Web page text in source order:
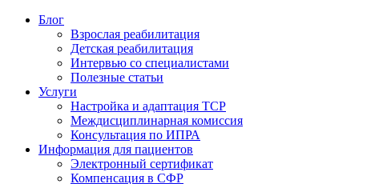
Блог
Взрослая реабилитация
Детская реабилитация
Интервью со специалистами
Полезные статьи
Услуги
Настройка и адаптация ТСР
Междисциплинарная комиссия
Консультация по ИПРА
Информация для пациентов
Электронный сертификат
Компенсация в СФР